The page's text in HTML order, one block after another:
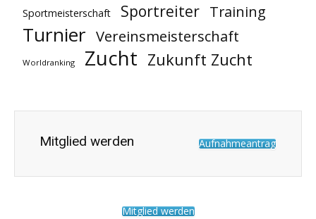
Sportmeisterschaft Sportreiter Training
Turnier Vereinsmeisterschaft
Worldranking Zucht Zukunft Zucht
Mitglied werden Aufnahmeantrag
Mitglied werden